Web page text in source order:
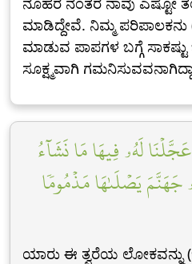
ಮಾಡಿದ್ದೇವೆ. ನಿಮ್ಮ ಪರಿಪಾಲಕನು
ಮಾಡುವ ಪಾಪಗಳ ಬಗ್ಗೆ ಸಾಕಷ್ಟು
ಸೂಕ್ಷ್ಮವಾಗಿ
لَهُۥ فِيهَا مَا نَشَآءُ
جَهَنَّمَ يَصۡلَىٰهَا مَذۡمُومٗا
ಯಾರು ಈ ತ್ವರೆಯ ಲೋಕವನ್ನು